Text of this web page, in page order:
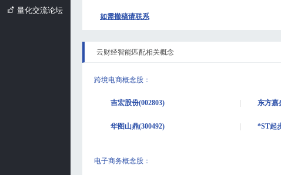
量化交流论坛
如需撤稿请联系
云财经智能匹配相关概念
跨境电商概念股 ：
吉宏股份(002803) 东方嘉
华图山鼎(300492) *ST起
电子商务概念股 ：